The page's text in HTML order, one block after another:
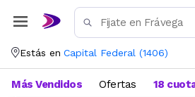
Estás en Capital Federal (1406)
Más Vendidos Ofertas 18